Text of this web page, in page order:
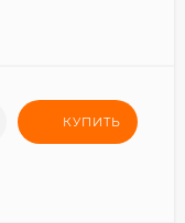
КУПИТЬ